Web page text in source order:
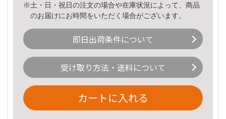
※土・日・祝日の注文の場合や在庫状況によって、商品
のお届けにお時間をいただく場合がございます。
即日出荷条件について
受け取り方法・送料について
カートに入れる